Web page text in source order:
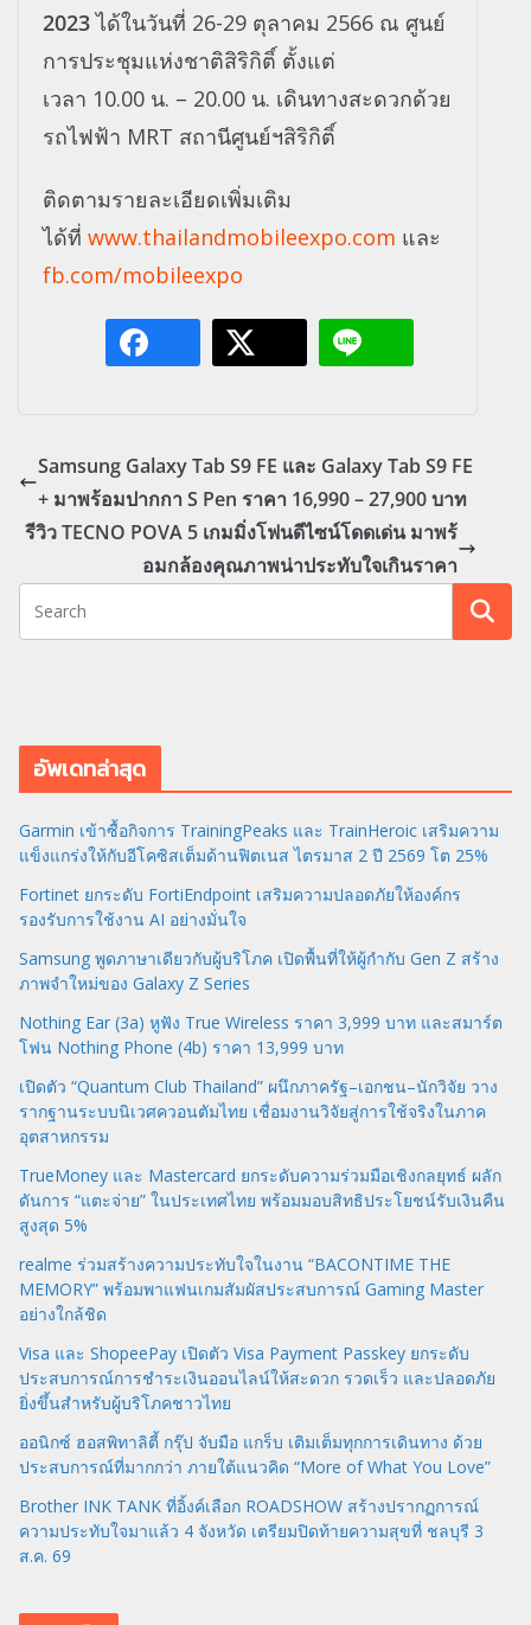
2023ได้ในวันที่ 26-29 ตุลาคม 2566 ณ ศูนย์
การประชุมแห่งชาติสิริกิติ์ ตั้งแต่
เวลา 10.00 น. – 20.00 น. เดินทางสะดวกด้วย
รถไฟฟ้า MRT สถานีศูนย์ฯสิริกิติ์
ติดตามรายละเอียดเพิ่มเติม
ได้ที่ www.thailandmobileexpo.com และ
fb.com/mobileexpo
Samsung Galaxy Tab S9 FE และ Galaxy Tab S9 FE
+ มาพร้อมปากกา S Pen ราคา 16,990 – 27,900 บาท
รีวิว TECNO POVA 5 เกมมิ่งโฟนดีไซน์โดดเด่น มาพร้
อมกล้องคุณภาพน่าประทับใจเกินราคา
อัพเดทล่าสุด
Garmin เข้าซื้อกิจการ TrainingPeaks และ TrainHeroic เสริมความ
แข็งแกร่งให้กับอีโคซิสเต็มด้านฟิตเนส ไตรมาส 2 ปี 2569 โต 25%
Fortinet ยกระดับ FortiEndpoint เสริมความปลอดภัยให้องค์กร
รองรับการใช้งาน AI อย่างมั่นใจ
Samsung พูดภาษาเดียวกับผู้บริโภค เปิดพื้นที่ให้ผู้กำกับ Gen Z สร้าง
ภาพจำใหม่ของ Galaxy Z Series
Nothing Ear (3a) หูฟัง True Wireless ราคา 3,999 บาท และสมาร์ต
โฟน Nothing Phone (4b) ราคา 13,999 บาท
เปิดตัว “Quantum Club Thailand” ผนึกภาครัฐ–เอกชน–นักวิจัย วาง
รากฐานระบบนิเวศควอนตัมไทย เชื่อมงานวิจัยสู่การใช้จริงในภาค
อุตสาหกรรม
TrueMoney และ Mastercard ยกระดับความร่วมมือเชิงกลยุทธ์ ผลัก
ดันการ “แตะจ่าย” ในประเทศไทย พร้อมมอบสิทธิประโยชน์รับเงินคืน
สูงสุด 5%
realme ร่วมสร้างความประทับใจในงาน “BACONTIME THE
MEMORY” พร้อมพาแฟนเกมสัมผัสประสบการณ์ Gaming Master
อย่างใกล้ชิด
Visa และ ShopeePay เปิดตัว Visa Payment Passkey ยกระดับ
ประสบการณ์การชำระเงินออนไลน์ให้สะดวก รวดเร็ว และปลอดภัย
ยิ่งขึ้นสำหรับผู้บริโภคชาวไทย
ออนิกซ์ ฮอสพิทาลิตี้ กรุ๊ป จับมือ แกร็บ เติมเต็มทุกการเดินทาง ด้วย
ประสบการณ์ที่มากกว่า ภายใต้แนวคิด “More of What You Love”
Brother INK TANK ที่อิ้งค์เลือก ROADSHOW สร้างปรากฏการณ์
ความประทับใจมาแล้ว 4 จังหวัด เตรียมปิดท้ายความสุขที่ ชลบุรี 3
ส.ค. 69